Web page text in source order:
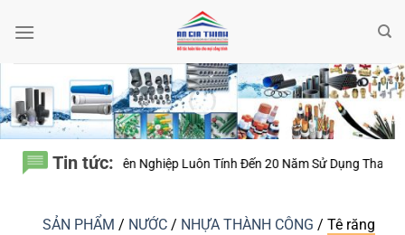
qua
Tin tức:
Nghiệp Luôn Tính Đến 20 Năm Sử Dụng Thay Vì Chỉ Giá Thành?
SẢN PHẨM / NƯỚC / NHỰA THÀNH CÔNG / Tê răng